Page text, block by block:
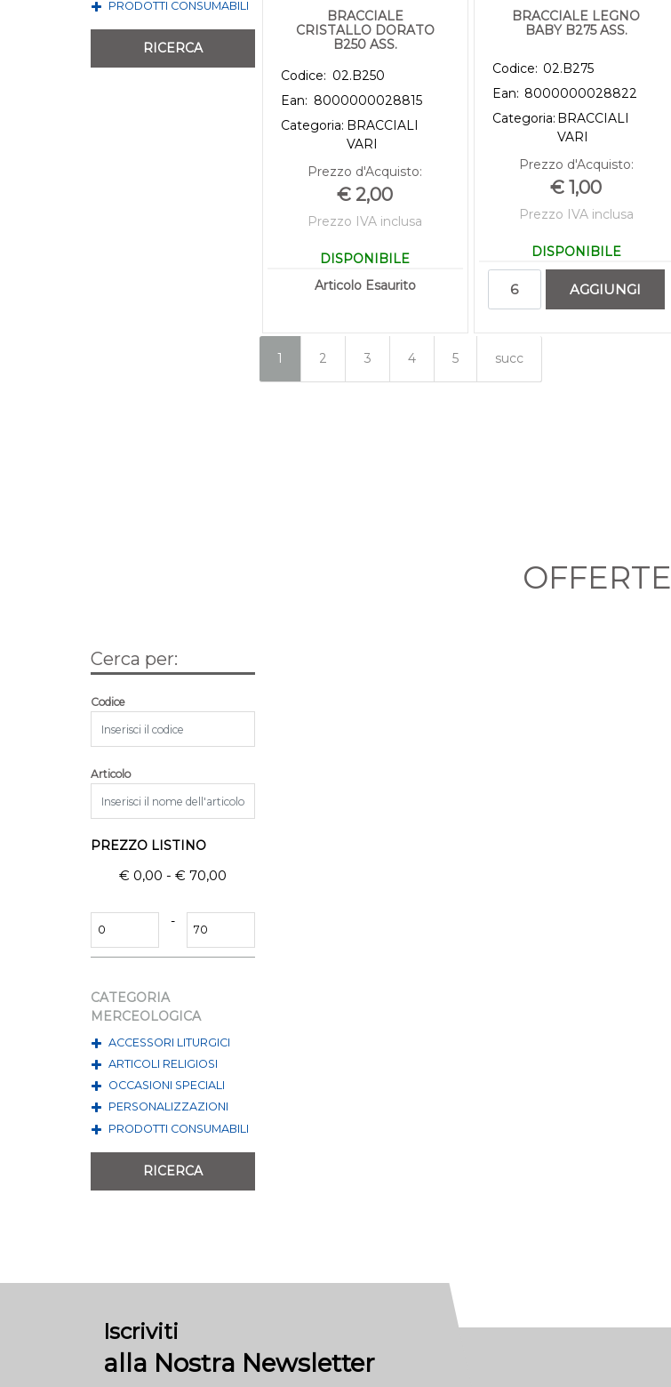
PRODOTTI CONSUMABILI
BRACCIALE
CRISTALLO DORATO
B250 ASS.
Codice: 02.B250
Ean: 8000000028815
Categoria: BRACCIALI
VARI
Prezzo d'Acquisto:
€ 2,00
Prezzo IVA inclusa
DISPONIBILE
Articolo Esaurito
BRACCIALE LEGNO
BABY B275 ASS.
Codice: 02.B275
Ean: 8000000028822
Categoria: BRACCIALI
VARI
Prezzo d'Acquisto:
€ 1,00
Prezzo IVA inclusa
DISPONIBILE
AGGIUNGI
1
2 3 4 5 succ
OFFERTE
Cerca per:
Codice
Articolo
PREZZO LISTINO
€ 0,00 - € 70,00
Prezzo minimo-
CATEGORIA
MERCEOLOGICA
ACCESSORI LITURGICI
ARTICOLI RELIGIOSI
OCCASIONI SPECIALI
PERSONALIZZAZIONI
PRODOTTI CONSUMABILI
Iscriviti
alla Nostra Newsletter